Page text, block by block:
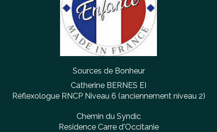
Sources de Bonheur
Catherine BERNES EI
Réflexologue RNCP Niveau 6 (anciennement niveau 2)
Chemin du Syndic
Residence Carre d'Occitanie